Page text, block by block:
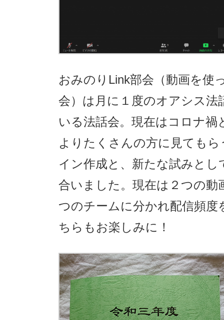
おみのりLink部会（動画を使
会）は月に１度のオアシス
いる法話会。現在はコロナ
よりたくさんの方に見ても
イン作成と、新たな試みと
合いました。現在は２つの
つのチームに分かれ配信頻
ちらもお楽しみに！